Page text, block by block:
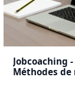
Jobcoaching
Méthodes de